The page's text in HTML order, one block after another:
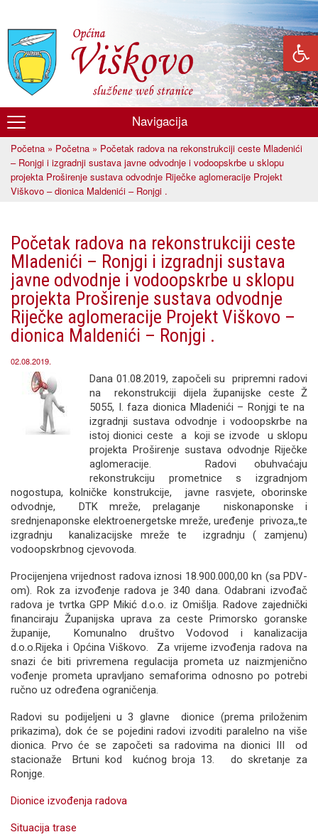
glavni
sadržaj
Općina
Viškovo
Navigacija
Vi ste ovdje
Početna » Početna » Početak radova na rekonstrukciji ceste Mladenići
– Ronjgi i izgradnji sustava javne odvodnje i vodoopskrbe u sklopu
projekta Proširenje sustava odvodnje Riječke aglomeracije Projekt
Viškovo – dionica Maldenići – Ronjgi .
Početak radova na rekonstrukciji ceste
Mladenići – Ronjgi i izgradnji sustava
javne odvodnje i vodoopskrbe u sklopu
projekta Proširenje sustava odvodnje
Riječke aglomeracije Projekt Viškovo –
dionica Maldenići – Ronjgi .
02.08.2019.
Dana 01.08.2019, započeli su pripremni radovi
na rekonstrukciji dijela županijske ceste Ž
5055, I. faza dionica Mladenići – Ronjgi te na
izgradnji sustava odvodnje i vodoopskrbe na
istoj dionici ceste a koji se izvode u sklopu
projekta Proširenje sustava odvodnje Riječke
aglomeracije. Radovi obuhvaćaju
rekonstrukciju prometnice s izgradnjom
nogostupa, kolničke konstrukcije, javne rasvjete, oborinske
odvodnje, DTK mreže, prelaganje niskonaponske i
srednjenaponske elektroenergetske mreže, uređenje privoza,,te
izgradnju kanalizacijske mreže te izgradnju ( zamjenu)
vodoopskrbnog cjevovoda.
Procijenjena vrijednost radova iznosi 18.900.000,00 kn (sa PDV-
om). Rok za izvođenje radova je 340 dana. Odabrani izvođač
radova je tvrtka GPP Mikić d.o.o. iz Omišlja. Radove zajednički
financiraju Županijska uprava za ceste Primorsko goranske
županije, Komunalno društvo Vodovod i kanalizacija
d.o.o.Rijeka i Općina Viškovo. Za vrijeme izvođenja radova na
snazi će biti privremena regulacija prometa uz naizmjenično
vođenje prometa upravljano semaforima odnosno po potrebi
ručno uz određena ograničenja.
Radovi su podijeljeni u 3 glavne dionice (prema priloženim
prikazima), dok će se pojedini radovi izvoditi paralelno na više
dionica. Prvo će se započeti sa radovima na dionici III od
stacionaže Brtuni kod kućnog broja 13. do skretanje za
Ronjge.
Dionice izvođenja radova
Situacija trase